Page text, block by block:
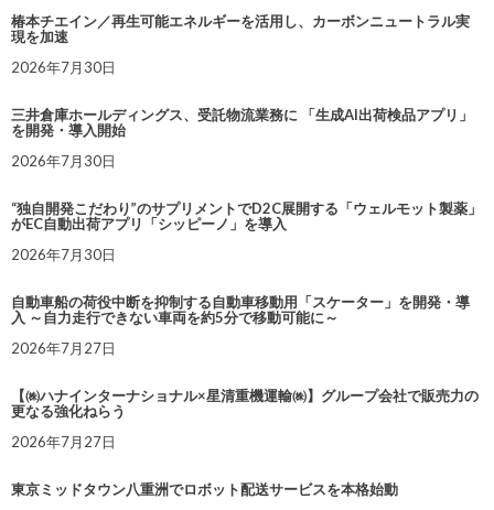
椿本チエイン／再生可能エネルギーを活用し、カーボンニュートラル実
現を加速
2026年7月30日
三井倉庫ホールディングス、受託物流業務に 「生成AI出荷検品アプリ」
を開発・導入開始
2026年7月30日
“独自開発こだわり”のサプリメントでD2C展開する「ウェルモット製薬」
がEC自動出荷アプリ「シッピーノ」を導入
2026年7月30日
自動車船の荷役中断を抑制する自動車移動用「スケーター」を開発・導
入 ～自力走行できない車両を約5分で移動可能に～
2026年7月27日
【㈱ハナインターナショナル×星清重機運輸㈱】グループ会社で販売力の
更なる強化ねらう
2026年7月27日
東京ミッドタウン八重洲でロボット配送サービスを本格始動